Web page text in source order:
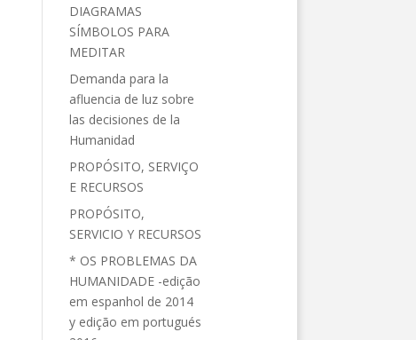
DIAGRAMAS
SÍMBOLOS PARA
MEDITAR
Demanda para la
afluencia de luz sobre
las decisiones de la
Humanidad
PROPÓSITO, SERVIÇO
E RECURSOS
PROPÓSITO,
SERVICIO Y RECURSOS
* OS PROBLEMAS DA
HUMANIDADE -edição
em espanhol de 2014
y edição em portugués